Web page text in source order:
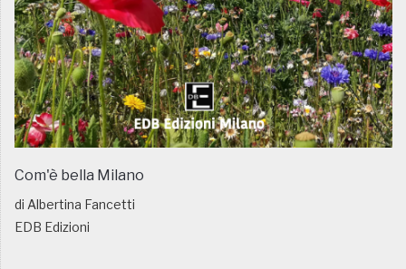
Com'è bella Milano
di Albertina Fancetti
EDB Edizioni